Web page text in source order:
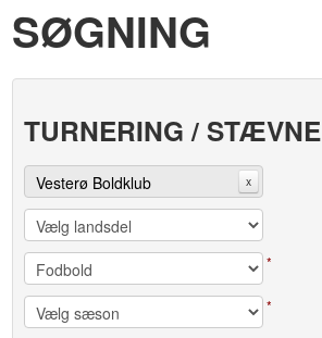
SØGNING
TURNERING / STÆVNE
Vesterø Boldklub x
*
*